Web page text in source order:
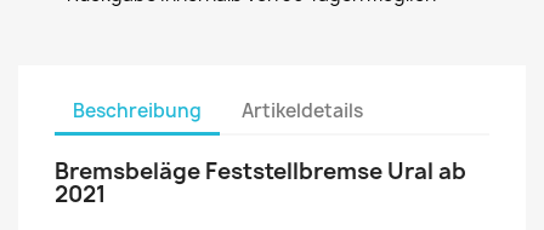
Beschreibung Artikeldetails
Bremsbeläge Feststellbremse Ural ab
2021